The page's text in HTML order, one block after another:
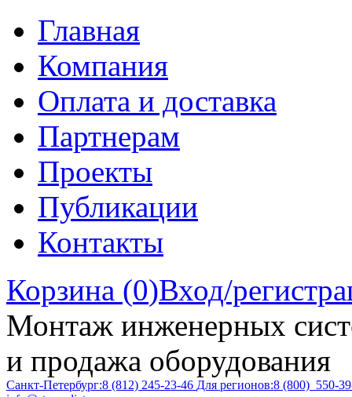
Главная
Компания
Оплата и доставка
Партнерам
Проекты
Публикации
Контакты
Корзина (0)Вход/
Монтаж инженерных
и продажа оборудования
Санкт-Петербург:8 (812) 245-23-46 Для регионов:8 (800) 550-